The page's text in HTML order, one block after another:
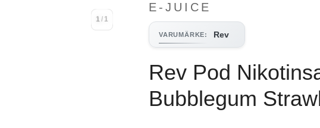
1/ 1
1/ 1
E-JUICE
VARUMÄRKE: Rev
Rev Pod
Bubblegum